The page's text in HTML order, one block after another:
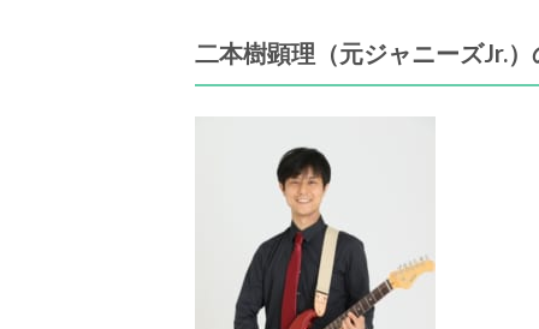
二本樹顕理（元ジャニーズJr.）